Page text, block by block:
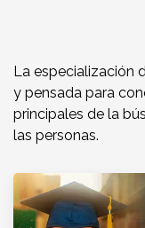
La especialización
y pensada para
principales de la
las personas.